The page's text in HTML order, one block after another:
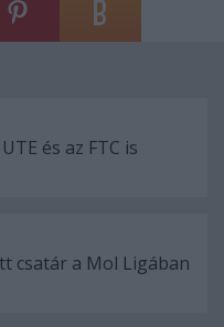
és az FTC is
csatár a Mol Ligában